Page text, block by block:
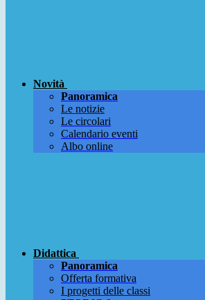
Novità
Panoramica
Le notizie
Le circolari
Calendario eventi
Albo online
Didattica
Panoramica
Offerta formativa
I progetti delle classi